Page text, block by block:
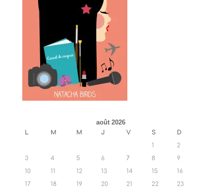
août 2026
L M M J V S
D
1
2
3
4 5 6 7 8
9
10
11 12 13 14 15
16
17
18 19 20 21 22 23